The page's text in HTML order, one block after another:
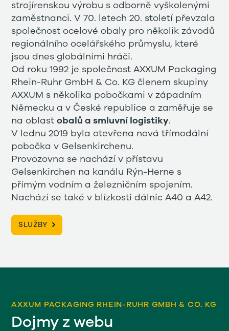
strojírenskou výrobu s odborně vyškolenými
zaměstnanci. V 70. letech 20. století převzala
společnost ocelové obaly pro několik závodů
regionálního ocelářského průmyslu, které
jsou dnes globálními hráči.
Od roku 1992 je společnost AXXUM Packaging
Rhein-Ruhr GmbH & Co. KG členem skupiny
AXXUM s několika pobočkami v západním
Německu a v České republice a zaměřuje se
na oblastobalů a smluvní logistiky.
V lednu 2019 byla otevřena nová třímodální
pobočka v Gelsenkirchenu.
Provozovna se nachází v přístavu
Gelsenkirchen na kanálu Rýn-Herne s
přímým vodním a železničním spojením.
Nachází se také v blízkosti dálnic A40 a A42.
SLUŽBY
AXXUM PACKAGING RHEIN-RUHR GMBH & CO. KG
Dojmy z webu